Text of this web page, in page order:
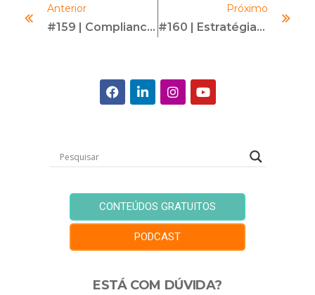
Anterior
#159 | Compliance Como Conduta Humana | Com Carolina Gazoni
Próximo
#160 | Estratégias De Negociação | Com Diógenes Lucca
CONTEÚDOS GRATUITOS
PODCAST
ESTÁ COM DÚVIDA?